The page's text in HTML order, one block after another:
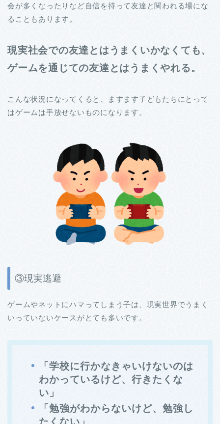
会が多くなったりなど自信を持って友達と関われる場にな
ることもあります。
現実社会での友達とはうまくいかなくても、
ゲームを通じての友達とはうまくやれる。
こんな状況になってくると、ますます子どもたちにとって
はゲームは手放せないものになります。
③現実逃避
ゲームやネットにハマってしまう子は、現実世界でうまく
いっていないケースがとても多いです。
「学校に行かなきゃいけないのは
わかっているけど、行きたくな
い」
「勉強がわからないけど、勉強し
たくない」